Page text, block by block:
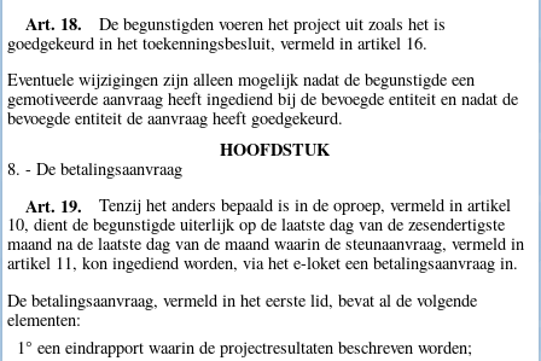
Art. 18.
De begunstigden voeren het project uit zoals het is
goedgekeurd in het toekenningsbesluit, vermeld in artikel 16.
Eventuele wijzigingen zijn alleen mogelijk nadat de begunstigde een
gemotiveerde aanvraag heeft ingediend bij de bevoegde entiteit en nadat de
bevoegde entiteit de aanvraag heeft goedgekeurd.
HOOFDSTUK
8. - De betalingsaanvraag
Art. 19.
Tenzij het anders bepaald is in de oproep, vermeld in artikel
10, dient de begunstigde uiterlijk op de laatste dag van de zesendertigste
maand na de laatste dag van de maand waarin de steunaanvraag, vermeld in
artikel 11, kon ingediend worden, via het e-loket een betalingsaanvraag in.
De betalingsaanvraag, vermeld in het eerste lid, bevat al de volgende
elementen:
1° een eindrapport waarin de projectresultaten beschreven worden;